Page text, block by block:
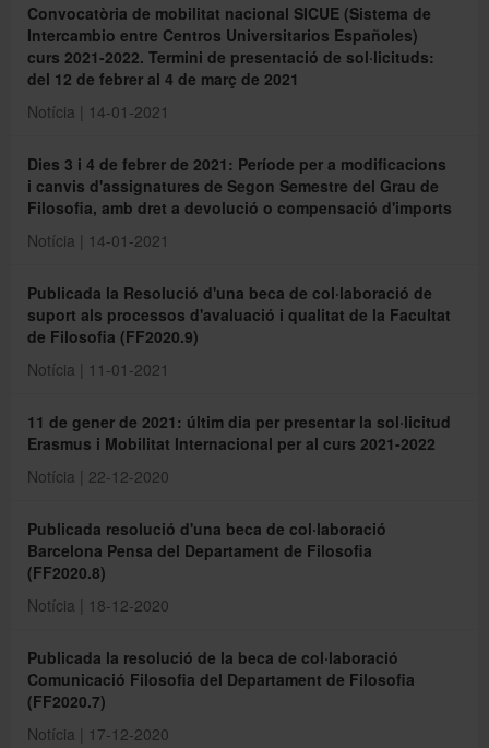
Convocatòria de mobilitat nacional SICUE (Sistema de
Intercambio entre Centros Universitarios Españoles)
curs 2021-2022. Termini de presentació de sol·licituds:
del 12 de febrer al 4 de març de 2021
Notícia | 14-01-2021
Dies 3 i 4 de febrer de 2021: Període per a modificacions
i canvis d'assignatures de Segon Semestre del Grau de
Filosofia, amb dret a devolució o compensació d'imports
Notícia | 14-01-2021
Publicada la Resolució d'una beca de col·laboració de
suport als processos d'avaluació i qualitat de la Facultat
de Filosofia (FF2020.9)
Notícia | 11-01-2021
11 de gener de 2021: últim dia per presentar la sol·licitud
Erasmus i Mobilitat Internacional per al curs 2021-2022
Notícia | 22-12-2020
Publicada resolució d'una beca de col·laboració
Barcelona Pensa del Departament de Filosofia
(FF2020.8)
Notícia | 18-12-2020
Publicada la resolució de la beca de col·laboració
Comunicació Filosofia del Departament de Filosofia
(FF2020.7)
Notícia | 17-12-2020